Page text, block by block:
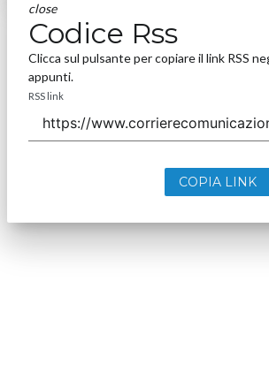
close
Codice Rss
Clicca sul pulsante per copiare il link RSS
appunti.
RSS link
COPIA LINK